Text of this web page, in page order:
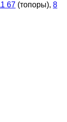
67 (топоры), 8